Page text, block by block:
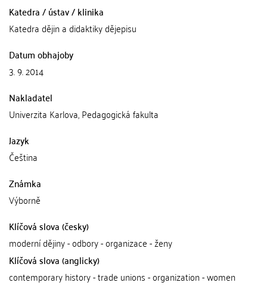
Katedra / ústav / klinika
Katedra dějin a didaktiky dějepisu
Datum obhajoby
3. 9. 2014
Nakladatel
Univerzita Karlova, Pedagogická fakulta
Jazyk
Čeština
Známka
Výborně
Klíčová slova (česky)
moderní dějiny - odbory - organizace - ženy
Klíčová slova (anglicky)
contemporary history - trade unions - organization - women